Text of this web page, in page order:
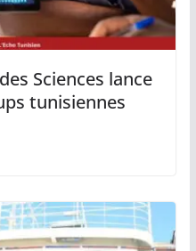
Sciences lance
tunisiennes